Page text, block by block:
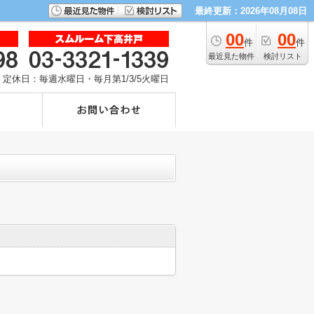
最終更新：2026年08月08日
00件
最近見た物件
00件
検討リスト
定休日：毎週水曜日・毎月第1/3/5火曜日